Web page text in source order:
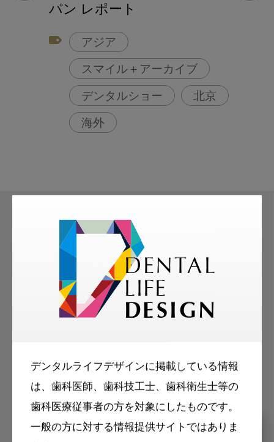
デンタルライフデザインに掲載している情報
は、歯科医師、歯科技工士、歯科衛生士等の
歯科医療従事者の方を対象にしたものです。
一般の方に対する情報提供サイトではありま
パン レポート
アジア
スマイル＋アーカイブ
デンタルショー 北京
海外
モリタ友の会
無料会員のご案内
ができます。